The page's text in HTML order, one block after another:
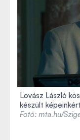
Lovász László
készült
Fotó: mta.hu/